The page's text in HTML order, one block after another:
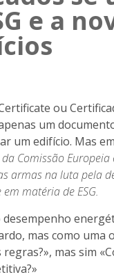
e a
ou
um
um edifício. Mas
da Comissão
armas na luta pela
matéria de ESG.
mas como uma
mas sim